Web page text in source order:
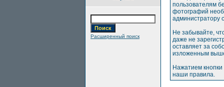
Расширенный поиск
пользователям
фотографий
администратору
Не забывайте,
даже не
оставляет за
изложенным
Нажатием
наши правила.